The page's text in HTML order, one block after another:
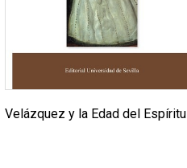
Velázquez y la Edad del Espíritu